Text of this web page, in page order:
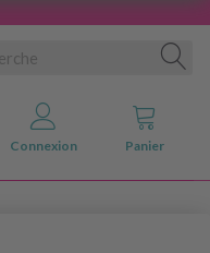
Connexion Panier